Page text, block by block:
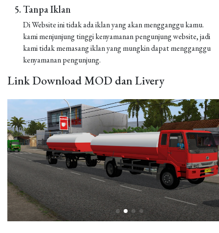
Tanpa Iklan
Di Website ini tidak ada iklan yang akan mengganggu kamu.
kami menjunjung tinggi kenyamanan pengunjung website, jadi
kami tidak memasang iklan yang mungkin dapat mengganggu
kenyamanan pengunjung.
Link Download MOD dan Livery